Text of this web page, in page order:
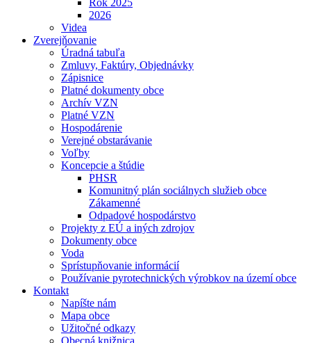
Rok 2025
2026
Videa
Zverejňovanie
Úradná tabuľa
Zmluvy, Faktúry, Objednávky
Zápisnice
Platné dokumenty obce
Archív VZN
Platné VZN
Hospodárenie
Verejné obstarávanie
Voľby
Koncepcie a štúdie
PHSR
Komunitný plán sociálnych služieb obce
Zákamenné
Odpadové hospodárstvo
Projekty z EÚ a iných zdrojov
Dokumenty obce
Voda
Sprístupňovanie informácií
Používanie pyrotechnických výrobkov na území obce
Kontakt
Napíšte nám
Mapa obce
Užitočné odkazy
Obecná knižnica